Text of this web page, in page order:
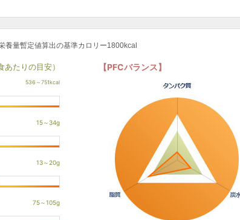
養量暫定値算出の基準カロリー1800kcal
あたりの目安）
【PFCバランス】